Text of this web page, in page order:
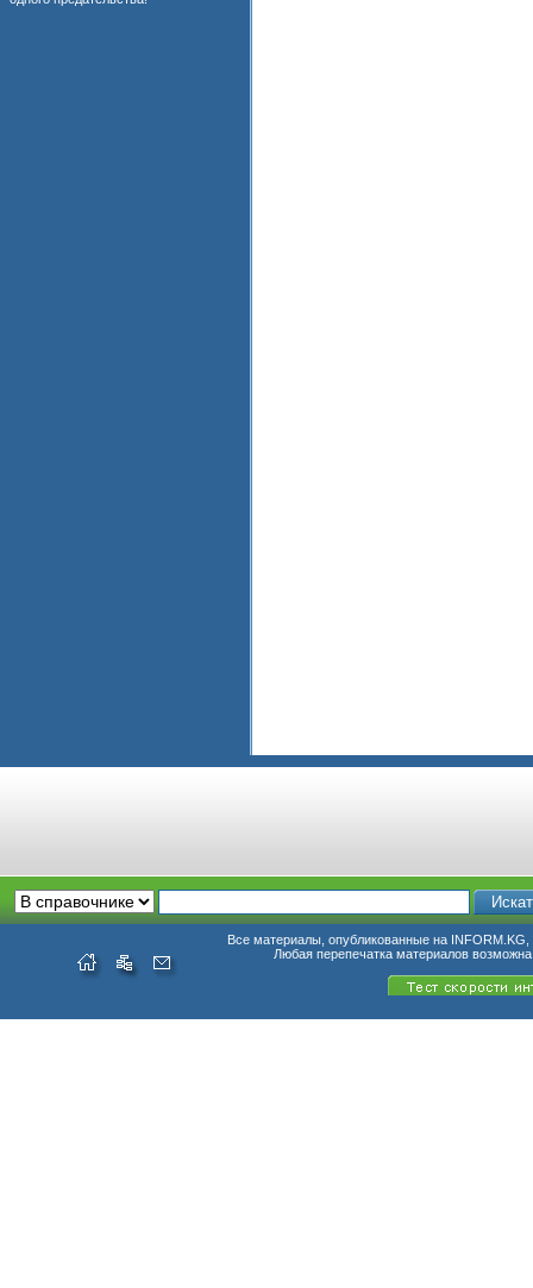
Все материалы, опубликованные на INFORM.KG,
Любая перепечатка материалов